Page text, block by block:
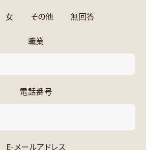
女 その他 無回答
職業
電話番号
E-メールアドレス